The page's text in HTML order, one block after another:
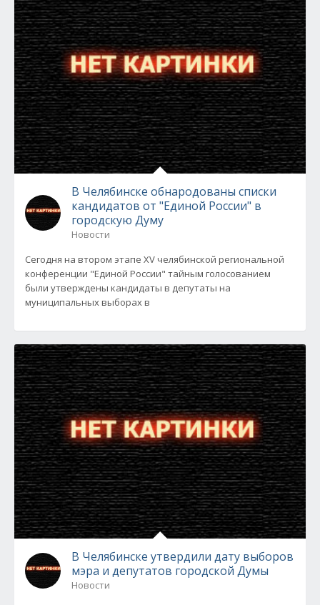
В Челябинске обнародованы списки
кандидатов от "Единой России" в
городскую Думу
Новости
Сегодня на втором этапе XV челябинской региональной
конференции "Единой России" тайным голосованием
были утверждены кандидаты в депутаты на
муниципальных выборах в
В Челябинске утвердили дату выборов
мэра и депутатов городской Думы
Новости